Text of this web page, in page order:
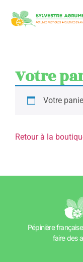
Votre
Votre
Retour à la
Pépinière
faire des